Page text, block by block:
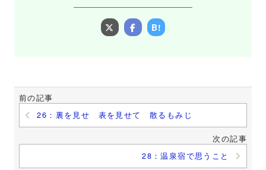
B!
前の記事
26：裏を見せ 表を見せて 散るもみじ
次の記事
28：温泉宿で思うこと